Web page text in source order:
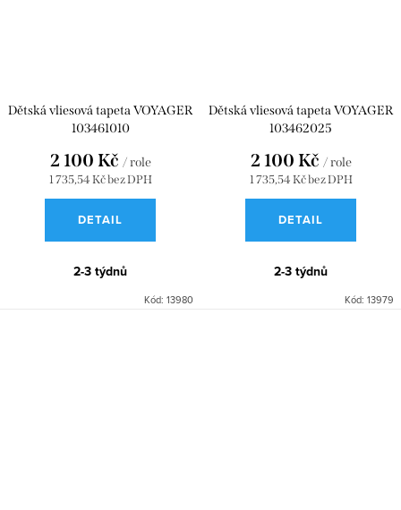
Dětská vliesová tapeta VOYAGER
103461010
1 735,54 Kč bez DPH
2 100 Kč / role
DETAIL
2-3 týdnů
Kód: 13980
Dětská vliesová tapeta VOYAGER
103462025
1 735,54 Kč bez DPH
2 100 Kč / role
DETAIL
2-3 týdnů
Kód: 13979